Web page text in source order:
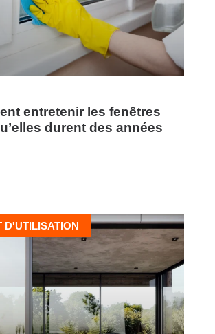
entretenir les fenêtres
durent des années
D'UTILISATION